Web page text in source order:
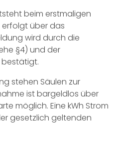
beim erstmaligen
erfolgt über das
wird durch die
§4) und der
stehen Säulen zur
ist bargeldlos über
möglich. Eine kWh Strom
gesetzlich geltenden